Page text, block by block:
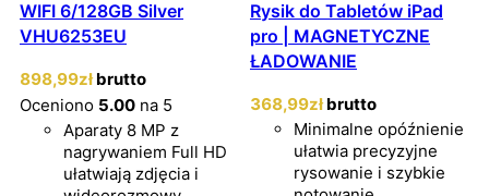
WIFI 6/128GB Silver
VHU6253EU
898,99zł brutto
Oceniono 5.00 na 5
Aparaty 8 MP z
nagrywaniem Full HD
ułatwiają zdjęcia i
Rysik do Tabletów iPad
pro | MAGNETYCZNE
ŁADOWANIE
368,99zł brutto
Minimalne opóźnienie
ułatwia precyzyjne
rysowanie i szybkie